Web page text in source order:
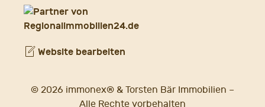
Website bearbeiten
© 2026 immonex® & Torsten Bär Immobilien –
Alle Rechte vorbehalten